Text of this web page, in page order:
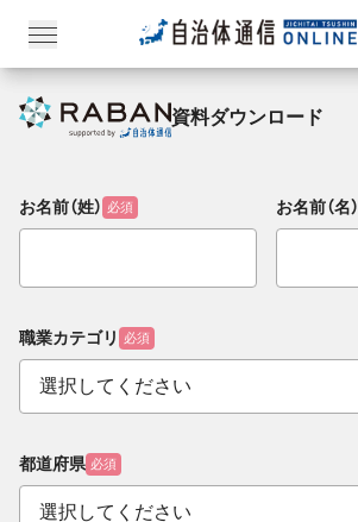
資料ダウンロード
お名前（姓） 必須 お名前（名）
職業カテゴリ 必須
都道府県 必須